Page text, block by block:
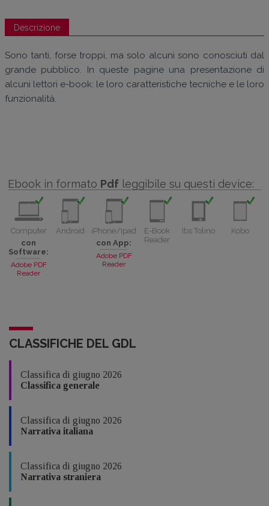
Descrizione
Sono tanti, forse troppi, ma solo alcuni sono conosciuti dal
grande pubblico. In queste pagine una presentazione di
alcuni lettori e-book: le loro caratteristiche tecniche e le loro
funzionalità.
Ebook in formato Pdf leggibile su questi device:
Computer
con
Software:
Adobe PDF
Reader
Android
iPhone/Ipad
con App:
Adobe PDF
Reader
E-Book
Reader
Ibs Tolino Kobo
CLASSIFICHE DEL GDL
Classifica di giugno 2026
Classifica generale
Classifica di giugno 2026
Narrativa italiana
Classifica di giugno 2026
Narrativa straniera